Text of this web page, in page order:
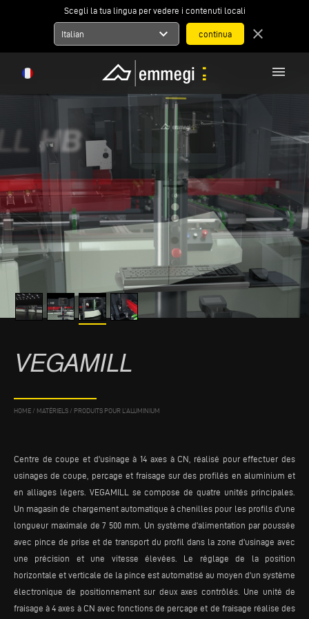
Scegli la tua lingua per vedere i contenuti locali
Italian expand_more close
menu
VEGAMILL
HOME / MATÉRIELS / PRODUITS POUR L’ALUMINIUM
Centre de coupe et d'usinage à 14 axes à CN, réalisé pour effectuer des
usinages de coupe, perçage et fraisage sur des profilés en aluminium et
en alliages légers. VEGAMILL se compose de quatre unités principales.
Un magasin de chargement automatique à chenilles pour les profils d'une
longueur maximale de 7 500 mm. Un système d'alimentation par poussée
avec pince de prise et de transport du profil dans la zone d'usinage avec
une précision et une vitesse élevées. Le réglage de la position
horizontale et verticale de la pince est automatisé au moyen d'un système
électronique de positionnement sur deux axes contrôlés. Une unité de
fraisage à 4 axes à CN avec fonctions de perçage et de fraisage réalise des